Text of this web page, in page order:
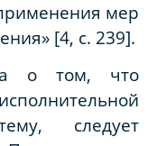
мер
[4, с. 239].
о том, что
следует